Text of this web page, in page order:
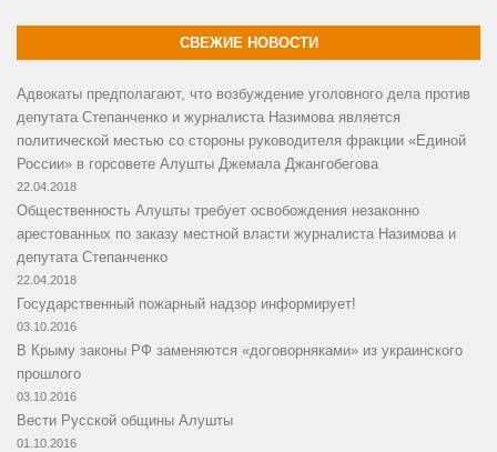
СВЕЖИЕ НОВОСТИ
Адвокаты предполагают, что возбуждение уголовного дела против
депутата Степанченко и журналиста Назимова является
политической местью со стороны руководителя фракции «Единой
России» в горсовете Алушты Джемала Джангобегова
22.04.2018
Общественность Алушты требует освобождения незаконно
арестованных по заказу местной власти журналиста Назимова и
депутата Степанченко
22.04.2018
Государственный пожарный надзор информирует!
03.10.2016
В Крыму законы РФ заменяются «договорняками» из украинского
прошлого
03.10.2016
Вести Русской общины Алушты
01.10.2016